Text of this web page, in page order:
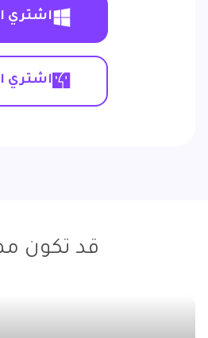
اشتري
اشتري
قد تكون